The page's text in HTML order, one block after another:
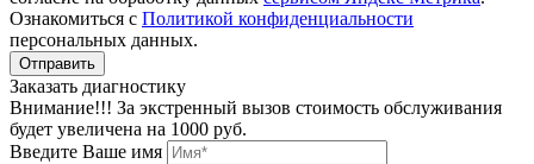
Ознакомиться с Политикой конфиденциальности
персональных данных.
Заказать диагностику
Внимание!!! За экстренный вызов стоимость обслуживания
будет увеличена на 1000 руб.
Введите Ваше имя